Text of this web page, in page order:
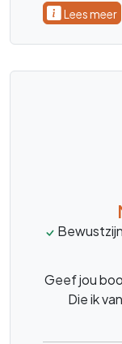
Lees meer
Geef jou
Die ik